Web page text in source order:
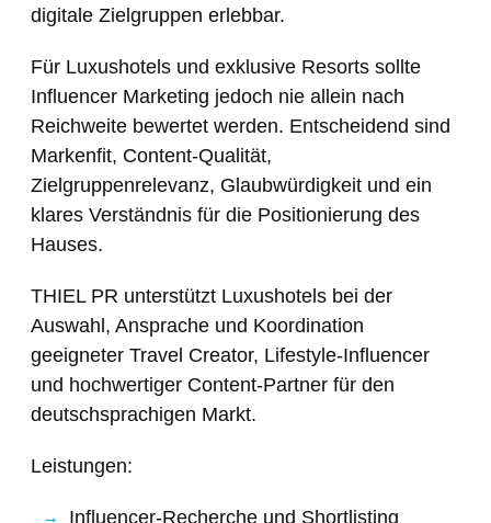
digitale Zielgruppen erlebbar.
Für Luxushotels und exklusive Resorts sollte
Influencer Marketing jedoch nie allein nach
Reichweite bewertet werden. Entscheidend sind
Markenfit, Content-Qualität,
Zielgruppenrelevanz, Glaubwürdigkeit und ein
klares Verständnis für die Positionierung des
Hauses.
THIEL PR unterstützt Luxushotels bei der
Auswahl, Ansprache und Koordination
geeigneter Travel Creator, Lifestyle-Influencer
und hochwertiger Content-Partner für den
deutschsprachigen Markt.
Leistungen:
Influencer-Recherche und Shortlisting